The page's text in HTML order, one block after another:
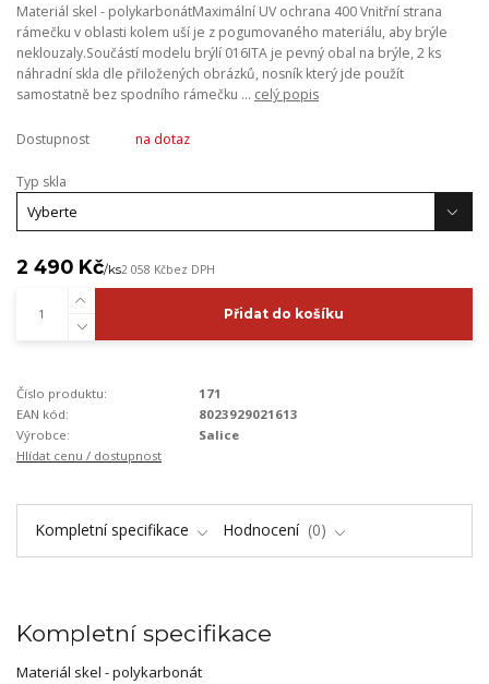
Materiál skel - polykarbonátMaximální UV ochrana 400 Vnitřní strana
rámečku v oblasti kolem uší je z pogumovaného materiálu, aby brýle
neklouzaly.Součástí modelu brýlí 016ITA je pevný obal na brýle, 2 ks
náhradní skla dle přiložených obrázků, nosník který jde použít
samostatně bez spodního rámečku ... celý popis
Dostupnost na dotaz
Typ skla
2 490 Kč/ks2 058 Kčbez DPH
Přidat do košíku
Číslo produktu:
171
EAN kód:
8023929021613
Výrobce:
Salice
Hlídat cenu / dostupnost
Kompletní specifikace Hodnocení 0
Kompletní specifikace
Materiál skel - polykarbonát